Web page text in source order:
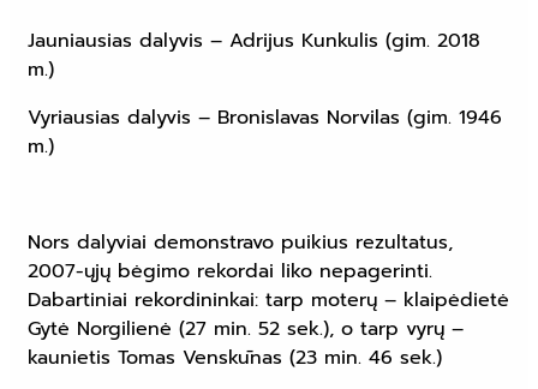
Jauniausias dalyvis – Adrijus Kunkulis (gim. 2018
m.)
Vyriausias dalyvis – Bronislavas Norvilas (gim. 1946
m.)
Nors dalyviai demonstravo puikius rezultatus,
2007-ųjų bėgimo rekordai liko nepagerinti.
Dabartiniai rekordininkai: tarp moterų – klaipėdietė
Gytė Norgilienė (27 min. 52 sek.), o tarp vyrų –
kaunietis Tomas Venskūnas (23 min. 46 sek.)